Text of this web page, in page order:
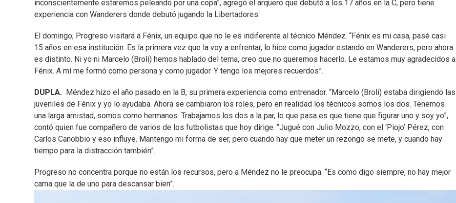
inconscientemente estaremos peleando por una copa”, agregó el arquero que debutó a los 17 años en la C, pero tiene
experiencia con Wanderers donde debutó jugando la Libertadores.
El domingo, Progreso visitará a Fénix, un equipo que no le es indiferente al técnico Méndez. “Fénix es mi casa, pasé casi
15 años en esa institución. Es la primera vez que la voy a enfrentar, lo hice como jugador estando en Wanderers, pero ahora
es distinto. Ni yo ni Marcelo (Broli) hemos hablado del tema, creo que no queremos hacerlo. Le estamos muy agradecidos a
Fénix. A mí me formó como persona y como jugador. Y tengo los mejores recuerdos”.
DUPLA. Méndez hizo el año pasado en la B, su primera experiencia como entrenador. “Marcelo (Broli) estaba dirigiendo las
juveniles de Fénix y yo lo ayudaba. Ahora se cambiaron los roles, pero en realidad los técnicos somos los dos. Tenemos
una larga amistad, somos como hermanos. Trabajamos los dos a la par, lo que pasa es que tiene que figurar uno y soy yo”,
contó quien fue compañero de varios de los futbolistas que hoy dirige. “Jugué con Julio Mozzo, con el ‘Piojo’ Pérez, con
Carlos Canobbio y eso influye. Mantengo mi forma de ser, pero cuando hay que meter un rezongo se mete, y cuando hay
tiempo para la distracción también”.
Progreso no concentra porque no están los recursos, pero a Méndez no le preocupa. “Es como digo siempre, no hay mejor
cama que la de uno para descansar bien”.